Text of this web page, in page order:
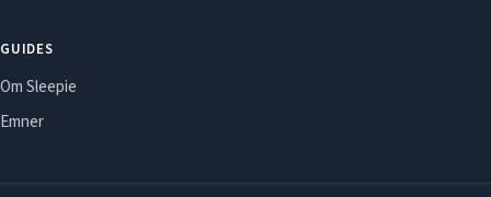
GUIDES
Om Sleepie
Emner